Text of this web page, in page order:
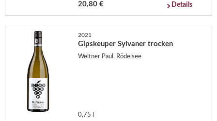
20,80 € Details
2021
Gipskeuper Sylvaner trocken
Weltner Paul, Rödelsee
0,75 l